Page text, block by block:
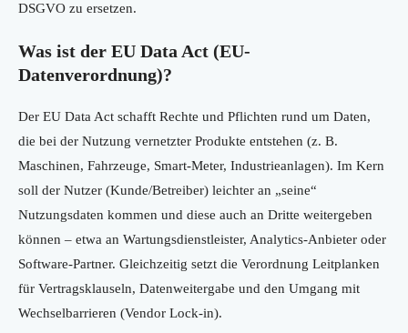
DSGVO zu ersetzen.
Was ist der EU Data Act (EU-
Datenverordnung)?
Der EU Data Act schafft Rechte und Pflichten rund um Daten,
die bei der Nutzung vernetzter Produkte entstehen (z. B.
Maschinen, Fahrzeuge, Smart-Meter, Industrieanlagen). Im Kern
soll der Nutzer (Kunde/Betreiber) leichter an „seine“
Nutzungsdaten kommen und diese auch an Dritte weitergeben
können – etwa an Wartungsdienstleister, Analytics-Anbieter oder
Software-Partner. Gleichzeitig setzt die Verordnung Leitplanken
für Vertragsklauseln, Datenweitergabe und den Umgang mit
Wechselbarrieren (Vendor Lock-in).